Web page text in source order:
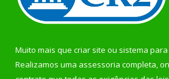
Muito mais que criar site ou sistema
Realizamos uma assessoria completa,